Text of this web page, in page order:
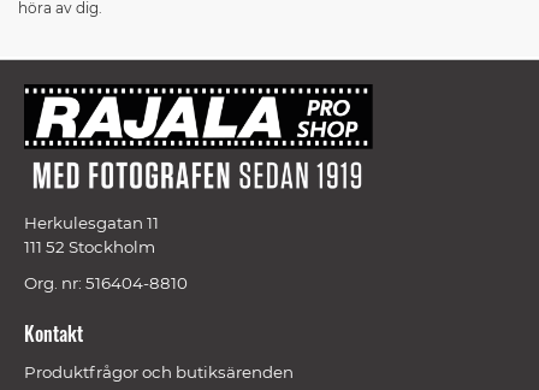
höra av dig.
Herkulesgatan 11
111 52 Stockholm
Org. nr: 516404-8810
Kontakt
Produktfrågor och butiksärenden